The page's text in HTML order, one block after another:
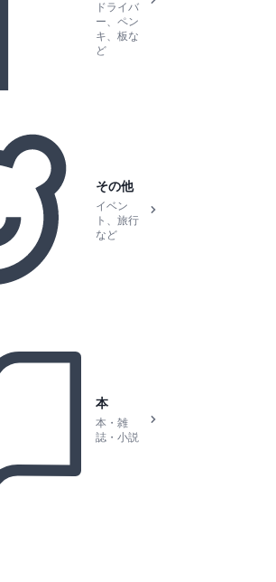
ドライバ
ー、ペン
キ、板な
ど
その他
イベン
ト、旅行
など
本
本・雑
誌・小説